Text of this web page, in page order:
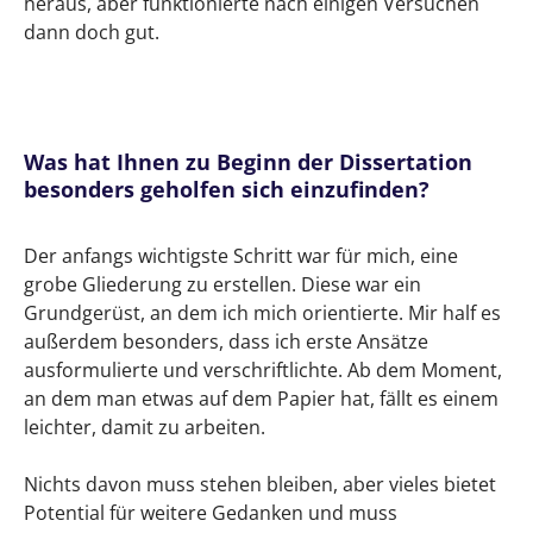
dann doch gut.
Was hat Ihnen zu Beginn der Dissertation
besonders geholfen sich einzufinden?
Der anfangs wichtigste Schritt war für mich, eine
grobe Gliederung zu erstellen. Diese war ein
Grundgerüst, an dem ich mich orientierte. Mir half es
außerdem besonders, dass ich erste Ansätze
ausformulierte und verschriftlichte. Ab dem Moment,
an dem man etwas auf dem Papier hat, fällt es einem
leichter, damit zu arbeiten.
Nichts davon muss stehen bleiben, aber vieles bietet
Potential für weitere Gedanken und muss